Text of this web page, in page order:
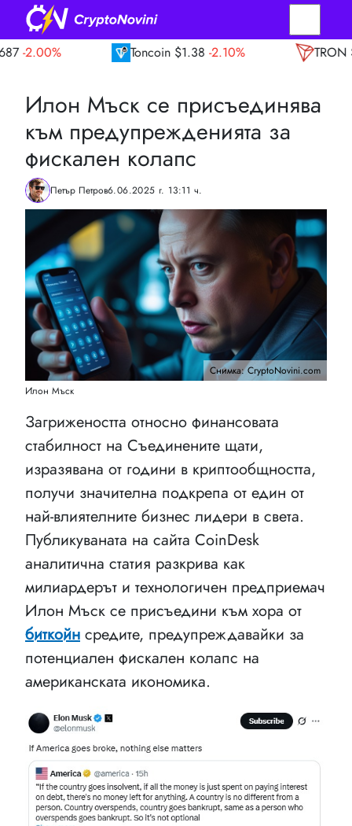
Toncoin $1.38 -2.10% TRON $0.33 -0.30%
Илон Мъск се присъединява
към предупрежденията за
фискален колапс
Петър Петров6.06.2025 г. 13:11 ч.
Снимка: CryptoNovini.com
Илон Мъск
Загрижеността относно финансовата
стабилност на Съединените щати,
изразявана от години в криптообщността,
получи значителна подкрепа от един от
най-влиятелните бизнес лидери в света.
Публикуваната на сайта CoinDesk
аналитична статия разкрива как
милиардерът и технологичен предприемач
Илон Мъск се присъедини към хора от
биткойн средите, предупреждавайки за
потенциален фискален колапс на
американската икономика.